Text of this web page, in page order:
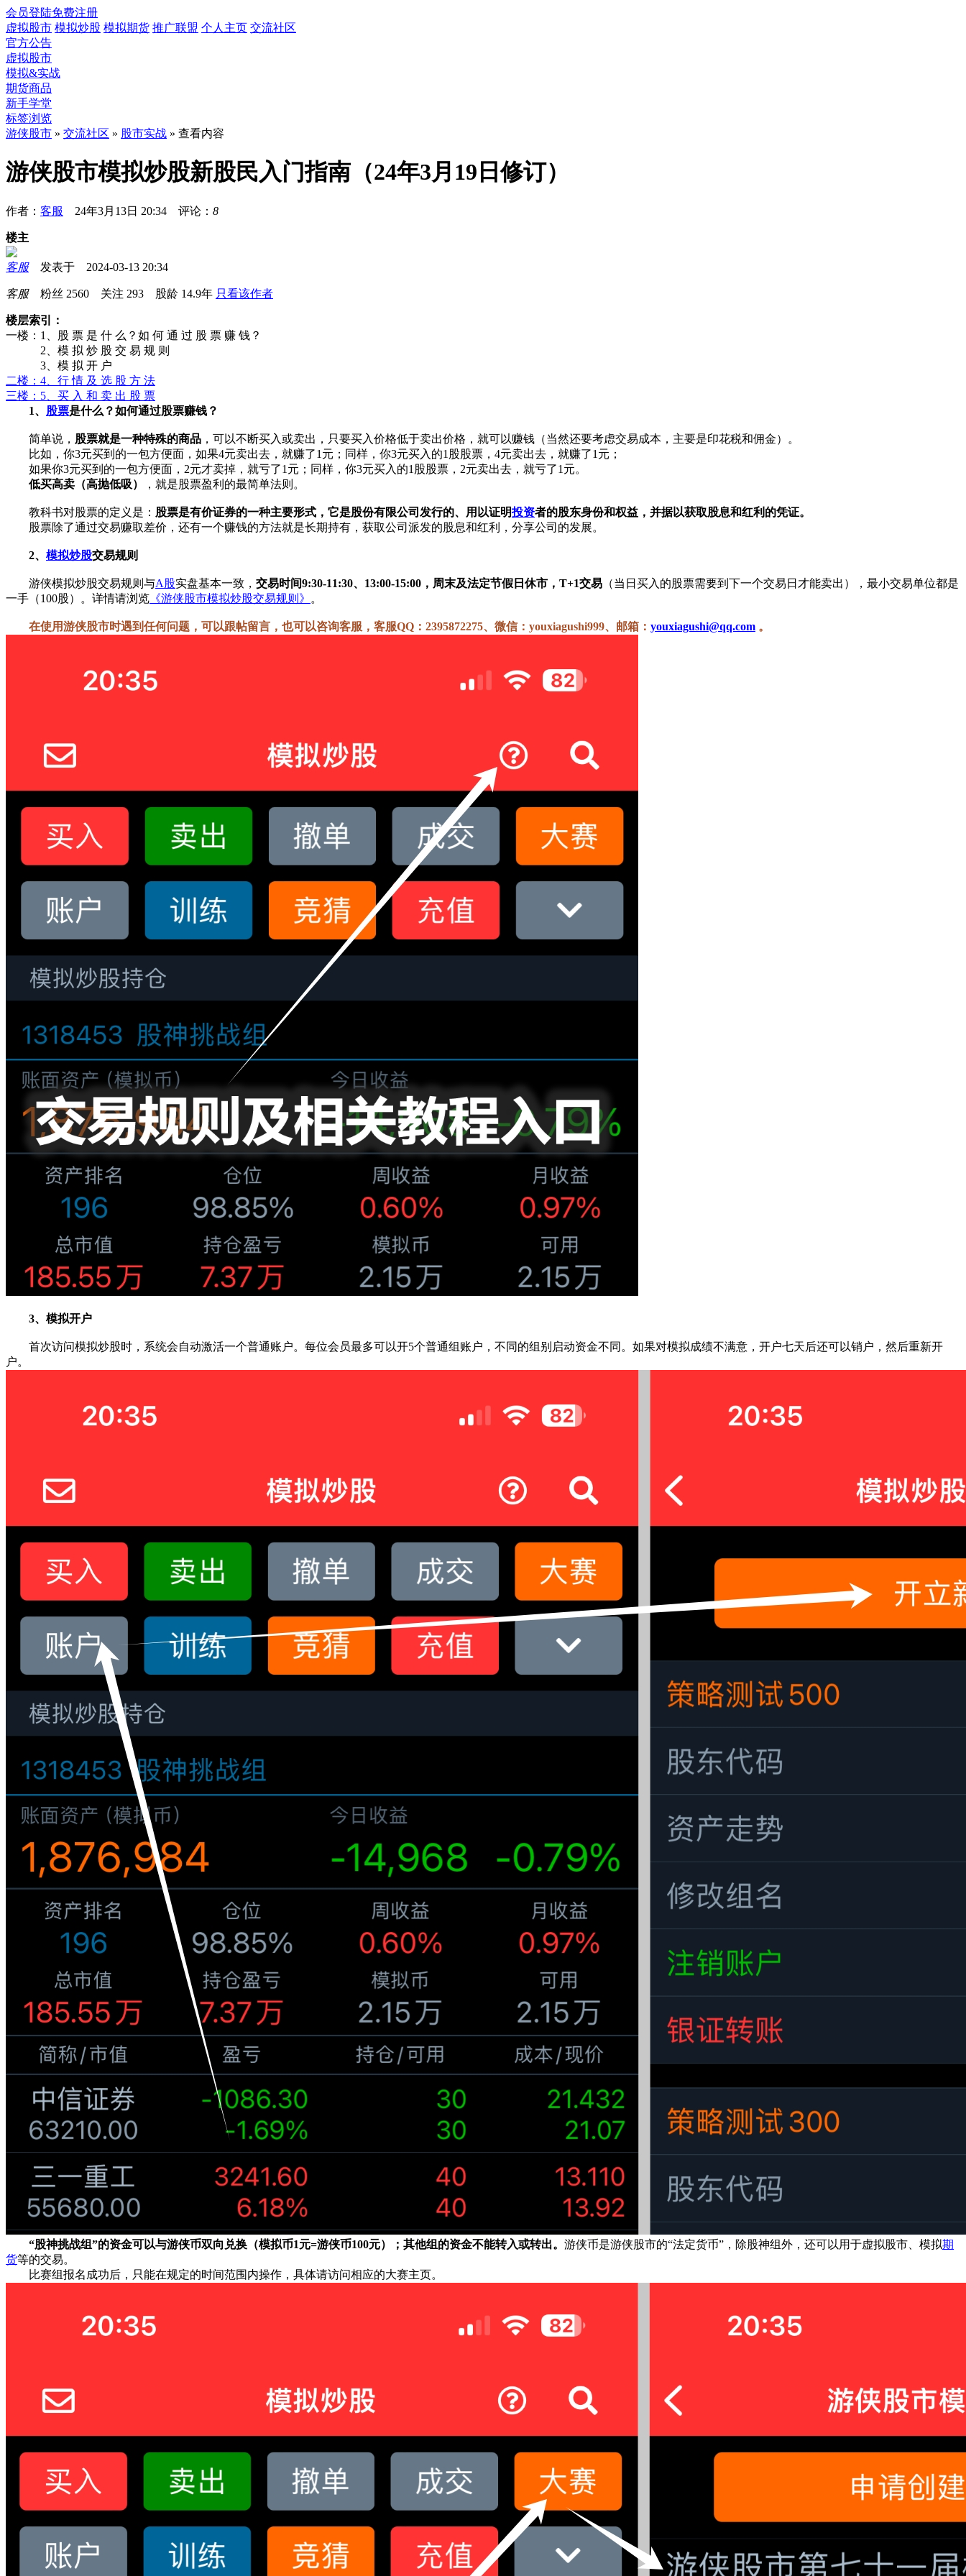
会员登陆免费注册
虚拟股市 模拟炒股 模拟期货 推广联盟 个人主页 交流社区
官方公告
虚拟股市
模拟&实战
期货商品
新手学堂
标签浏览
游侠股市 » 交流社区 » 股市实战 » 查看内容
游侠股市模拟炒股新股民入门指南（24年3月19日修订）
作者： 客服 24年3月13日 20:34 评论： 8
楼主
客服发表于 2024-03-13 20:34
客服粉丝 2560 关注 293 股龄 14.9年 只看该作者
楼层索引：
一楼：1、股 票 是 什 么？如 何 通 过 股 票 赚 钱？
2、模 拟 炒 股 交 易 规 则
3、模 拟 开 户
二楼：4、行 情 及 选 股 方 法
三楼：5、买 入 和 卖 出 股 票
1、 股票是什么？如何通过股票赚钱？
简单说， 股票就是一种特殊的商品 ，可以不断买入或卖出，只要买入价格低于卖出价格，就可以赚钱（当然还要考虑交易成本，主要是印花税和佣金）。
比如，你3元买到的一包方便面，如果4元卖出去，就赚了1元；同样，你3元买入的1股股票，4元卖出去，就赚了1元；
如果你3元买到的一包方便面，2元才卖掉，就亏了1元；同样，你3元买入的1股股票，2元卖出去，就亏了1元。
低买高卖（高抛低吸）
，就是股票盈利的最简单法则。
教科书对股票的定义是： 股票是有价证券的一种主要形式，它是股份有限公司发行的、用以证明投资者的股东身份和权益，并据以获取股息和红利的凭证。
股票除了通过交易赚取差价，还有一个赚钱的方法就是长期持有，获取公司派发的股息和红利，分享公司的发展。
2、 模拟炒股交易规则
游侠模拟炒股交易规则与A股实盘基本一致， 交易时间9:30-11:30、13:00-15:00，周末及法定节假日休市，T+1交易 （当日买入的股票需要到下一个交易日才能卖出），最小交易单位都是
一手（100股）。详情请浏览 《游侠股市模拟炒股交易规则 》 。
在使用游侠股市时遇到任何问题，可以跟帖留言，也可以咨询客服，客服QQ：2395872275、微信：youxiagushi999、邮箱： youxiagushi@qq.com 。
3、模拟开户
首次访问模拟炒股时，系统会自动激活一个普通账户。每位会员最多可以开5个普通组账户，不同的组别启动资金不同。如果对模拟成绩不满意，开户七天后还可以销户，然后重新开
户。
“股神挑战组”的资金可以与游侠币双向兑换（模拟币1元=游侠币100元）；其他组的资金不能转入或转出。 游侠币是游侠股市的“法定货币”，除股神组外，还可以用于虚拟股市、模拟期
货等的交易。
比赛组报名成功后，只能在规定的时间范围内操作，具体请访问相应的大赛主页。